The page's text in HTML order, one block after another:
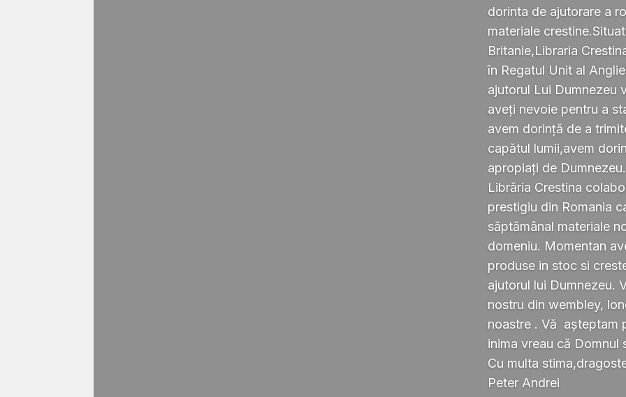
dorinta de ajutorare a
materiale
Britanie,Libraria
în Regatul Unit al
ajutorul Lui Dumnezeu
aveți nevoie pentru a
avem dorință de a
capătul lumii,avem
apropiați de Dumnezeu.
Librăria Crestina
prestigiu din Romania
săptămânal materiale
domeniu. Momentan
produse in stoc si
ajutorul lui Dumnezeu.
nostru din wembley,
noastre . Vă așteptam
inima vreau că Domnul
Cu multa
Peter Andrei